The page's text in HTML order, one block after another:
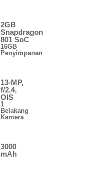
2GB
Snapdragon
801 SoC
16GB
Penyimpanan
13-MP,
f/2.4,
OIS
1
Belakang
Kamera
3000
mAh